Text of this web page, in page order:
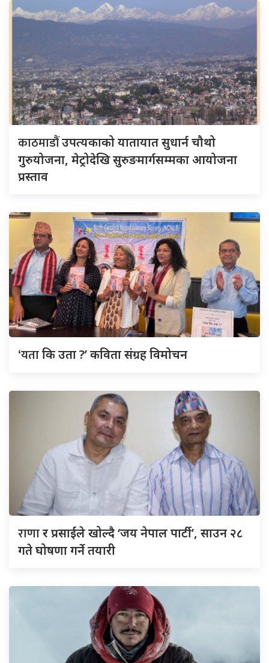
काठमाडौंउपत्यकाको यातायात सुधार्न चौथो
गुरुयोजना, मेट्रोदेखि सुरुङमार्गसम्मका आयोजना
प्रस्ताव
‘यताकि उता ?’ कविता संग्रह विमोचन
राणार प्रसाईंले खोल्दै ‘जय नेपाल पार्टी’, साउन २८
गते घोषणा गर्ने तयारी